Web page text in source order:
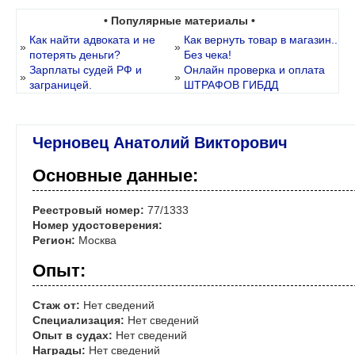
• Популярные материалы •
»
Как найти адвоката и не
потерять деньги?
»
Как вернуть товар в магазин..
Без чека!
»
Зарплаты судей РФ и
заграницей.
»
Онлайн проверка и оплата
ШТРАФОВ ГИБДД
Черновец Анатолий Викторович
Основные данные:
Реестровый номер: 77/1333
Номер удостоверения:
Регион: Москва
Опыт:
Стаж от: Нет сведений
Специализация: Нет сведений
Опыт в судах: Нет сведений
Награды: Нет сведений